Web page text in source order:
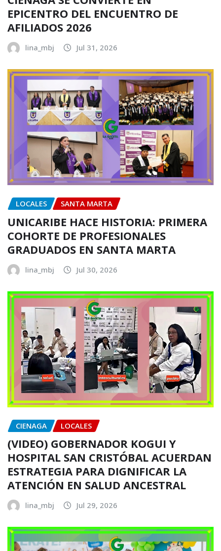
EPICENTRO DEL ENCUENTRO DE
AFILIADOS 2026
lina_mbj Jul 31, 2026
LOCALES SANTA MARTA
UNICARIBE HACE HISTORIA: PRIMERA
COHORTE DE PROFESIONALES
GRADUADOS EN SANTA MARTA
lina_mbj Jul 30, 2026
CIENAGA LOCALES
(VIDEO) GOBERNADOR KOGUI Y
HOSPITAL SAN CRISTÓBAL ACUERDAN
ESTRATEGIA PARA DIGNIFICAR LA
ATENCIÓN EN SALUD ANCESTRAL
lina_mbj Jul 29, 2026